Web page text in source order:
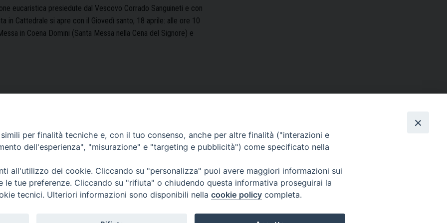
eucaristica presiedute dal Vescovo Corrado Sanguineti e con
in Cattedrale si apre con il Giovedì santo, 18 aprile: alle ore 10
in Coena Domini (Santa Messa nella Cena del Signore) e
per finalità tecniche e, con il tuo consenso, anche per altre finalità ("interazioni e
dell'esperienza", "misurazione" e "targeting e pubblicità") come specificato nella
all'utilizzo dei cookie. Cliccando su "personalizza" puoi avere maggiori informazioni sui
le tue preferenze. Cliccando su "rifiuta" o chiudendo questa informativa proseguirai la
tecnici. Ulteriori informazioni sono disponibili nella cookie policy completa.